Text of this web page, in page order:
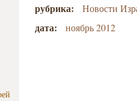
рубрика: Новости
дата: ноябрь 2012